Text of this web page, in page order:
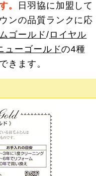
。
日羽協に加盟して
ンの品質ランクに応
ゴールド/ ロイヤル
ューゴールドの4種
きます。